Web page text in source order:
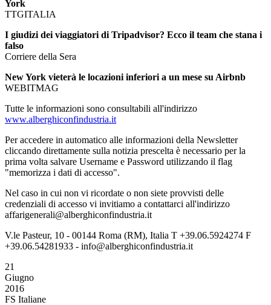
York
TTGITALIA
I giudizi dei viaggiatori di Tripadvisor? Ecco il team che stana i
falso
Corriere della Sera
New York vieterà le locazioni inferiori a un mese su Airbnb
WEBITMAG
Tutte le informazioni sono consultabili all'indirizzo
www.alberghiconfindustria.it
Per accedere in automatico alle informazioni della Newsletter
cliccando direttamente sulla notizia prescelta è necessario per la
prima volta salvare Username e Password utilizzando il flag
"memorizza i dati di accesso".
Nel caso in cui non vi ricordate o non siete provvisti delle
credenziali di accesso vi invitiamo a contattarci all'indirizzo
affarigenerali@alberghiconfindustria.it
V.le Pasteur, 10 - 00144 Roma (RM), Italia T +39.06.5924274 F
+39.06.54281933 - info@alberghiconfindustria.it
21
Giugno
2016
FS Italiane